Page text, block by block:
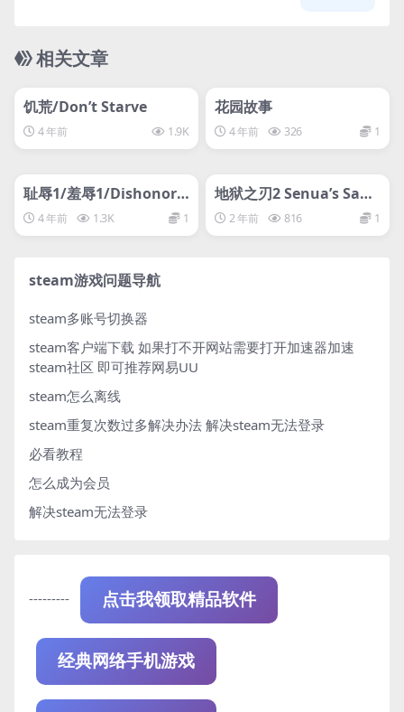
相关文章
饥荒/Don’t Starve
4 年前 1.9K
花园故事
4 年前 326 1
耻辱1/羞辱1/Dishonore
d 4 年前 1.3K 1
svip专属
地狱之刃2 Senua’s Sag
a: Hellblade II
2 年前 816 1
steam游戏问题导航
steam多账号切换器
steam客户端下载 如果打不开网站需要打开加速器加速
steam社区 即可推荐网易UU
steam怎么离线
steam重复次数过多解决办法 解决steam无法登录
必看教程
怎么成为会员
解决steam无法登录
--------- 点击我领取精品软件
经典网络手机游戏